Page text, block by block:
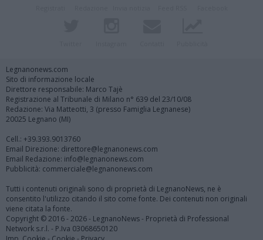
Legnanonews.com
Sito di informazione locale
Direttore responsabile: Marco Tajè
Registrazione al Tribunale di Milano n° 639 del 23/10/08
Redazione: Via Matteotti, 3 (presso Famiglia Legnanese)
20025 Legnano (MI)
Cell.: +39.393.9013760
Email Direzione: direttore@legnanonews.com
Email Redazione: info@legnanonews.com
Pubblicità: commerciale@legnanonews.com
Tutti i contenuti originali sono di proprietà di LegnanoNews, ne è
consentito l'utilizzo citando il sito come fonte. Dei contenuti non originali
viene citata la fonte.
Copyright © 2016 - 2026 - LegnanoNews - Proprietà di Professional
Network s.r.l. - P.Iva 03068650120